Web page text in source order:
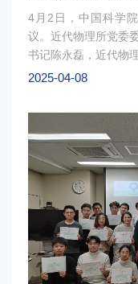
4月2日，中国科学
议。近代物理所党委
书记陈永磊，近代物
出席会议。教育处副
记万宏富代表第十三
主要工作成果和经验
工作的建议。大会通
青团中国科学院近代
研究所党委对第十三
来支持青年工作的院
示衷心感谢，对新一
青年在抢占科技制高
杆。一是青年团员要
在重大科技任务攻关
2025-04-08